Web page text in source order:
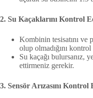
2. Su Kaçaklarını Kontrol
Kombinin tesisatını ve
olup olmadığını kontrol
Su kaçağı bulursanız,
ettirmeniz gerekir.
3. Sensör Arızasını Kontrol